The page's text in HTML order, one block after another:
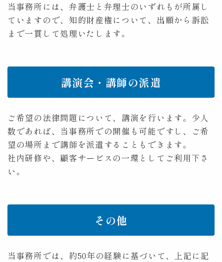
当事務所には、弁護士と弁理士のいずれもが所属し
ていますので、知的財産権について、出願から訴訟
まで一貫して処理いたします。
講演会・講師の派遣
ご希望の法律問題について、講演を行います。少人
数であれば、当事務所での開催も可能ですし、ご希
望の場所まで講師を派遣することもできます。
社内研修や、顧客サービスの一環としてご利用下さ
い。
その他
当事務所では、約50年の経験に基づいて、上記に記